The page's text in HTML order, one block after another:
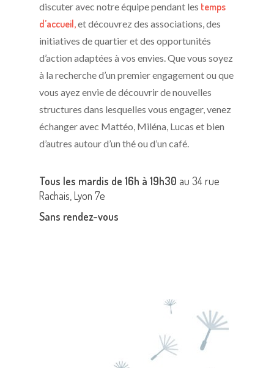
discuter avec notre équipe pendant les temps
d’accueil,et découvrez des associations, des
initiatives de quartier et des opportunités
d’action adaptées à vos envies. Que voussoyez
à la recherche d’un premier engagement ou que
vous ayez envie de découvrir de nouvelles
structures dans lesquelles vous engager, venez
échanger avec Mattéo, Miléna, Lucas et bien
d’autres autour d’un thé ou d’un café.
Tous les mardis de 16h à 19h30 au 34 rue
Rachais, Lyon 7e
Sans rendez-vous